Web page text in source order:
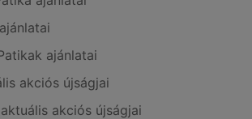
ajánlatai
akciós újságjai
akciós újságjai